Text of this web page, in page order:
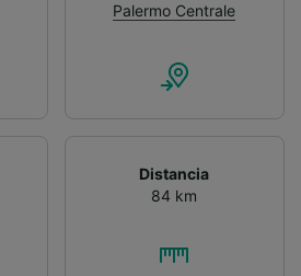
Palermo Centrale
Distancia
84 km